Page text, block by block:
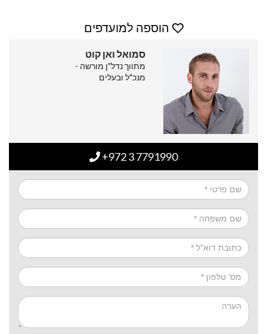
הוספה למועדפים
סמואל ואן קוט
מתווך נדל"ן מורשה -
מנכ"ל ובעלים
+972 3 7791990